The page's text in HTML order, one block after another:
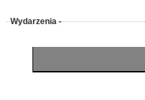
Wydarzenia -